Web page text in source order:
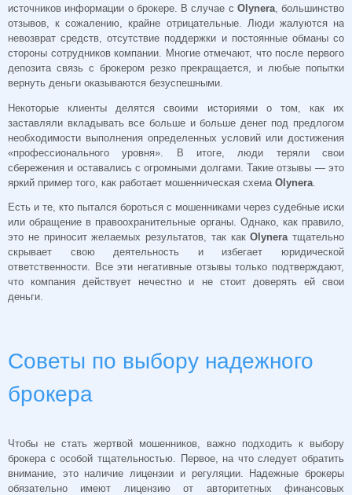
источников информации о брокере. В случае с Olynera, большинство
отзывов, к сожалению, крайне отрицательные. Люди жалуются на
невозврат средств, отсутствие поддержки и постоянные обманы со
стороны сотрудников компании. Многие отмечают, что после первого
депозита связь с брокером резко прекращается, и любые попытки
вернуть деньги оказываются безуспешными.
Некоторые клиенты делятся своими историями о том, как их
заставляли вкладывать все больше и больше денег под предлогом
необходимости выполнения определенных условий или достижения
«профессионального уровня». В итоге, люди теряли свои
сбережения и оставались с огромными долгами. Такие отзывы — это
яркий пример того, как работает мошенническая схема Olynera
Есть и те, кто пытался бороться с мошенниками через судебные иски
или обращение в правоохранительные органы. Однако, как правило,
это не приносит желаемых результатов, так какOlyneraтщательно
скрывает свою деятельность и избегает юридической
ответственности. Все эти негативные отзывы только подтверждают,
что компания действует нечестно и не стоит доверять ей свои
деньги.
Советы по выбору надежного
брокера
Чтобы не стать жертвой мошенников, важно подходить к выбору
брокера с особой тщательностью. Первое, на что следует обратить
внимание, это наличие лицензии и регуляции. Надежные брокеры
обязательно имеют лицензию от авторитетных финансовых